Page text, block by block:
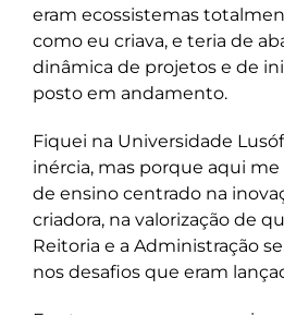
eram ecossistemas
como eu criava, e teria de
dinâmica de projetos e de
posto em andamento.
Fiquei na Universidade
inércia, mas porque aqui
de ensino centrado na
criadora, na valorização de
Reitoria e a Administração
nos desafios que eram